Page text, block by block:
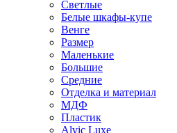
Светлые
Белые шкафы-купе
Венге
Размер
Маленькие
Большие
Средние
Отделка и материал
МДФ
Пластик
Alvic Luxe